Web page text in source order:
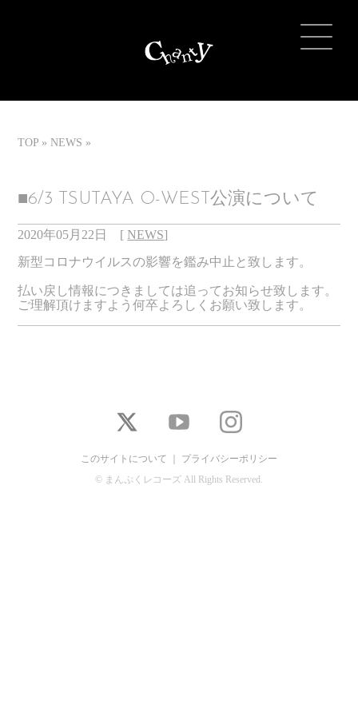
TOP NEWS
■6/3 TSUTAYA O-WEST公演について
2020年05月22日 [ NEWS]
新型コロナウイルスの影響を鑑み中止と致します。
払い戻し情報につきましては追ってお知らせ致します。
ご理解頂けますよう何卒よろしくお願い致します。
このサイトについて プライバシーポリシー
© まんぷくレコーズ All Rights Reserved.